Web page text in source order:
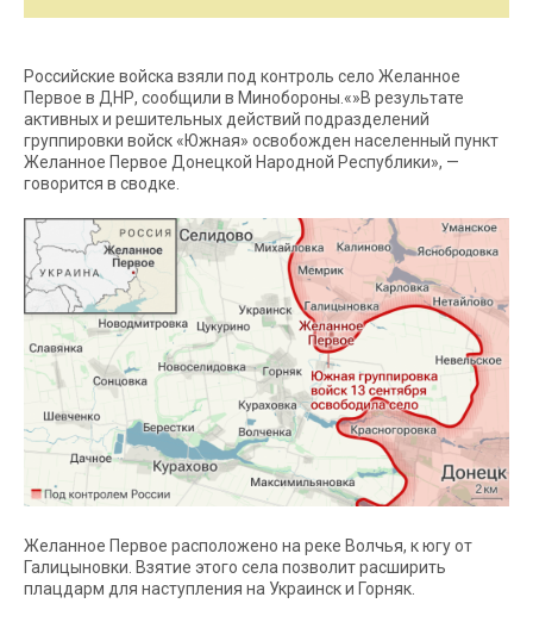
Российские войска взяли под контроль село Желанное
Первое в ДНР, сообщили в Минобороны.«»В результате
активных и решительных действий подразделений
группировки войск «Южная» освобожден населенный пункт
Желанное Первое Донецкой Народной Республики», —
говорится в сводке.
Желанное Первое расположено на реке Волчья, к югу от
Галицыновки. Взятие этого села позволит расширить
плацдарм для наступления на Украинск и Горняк.